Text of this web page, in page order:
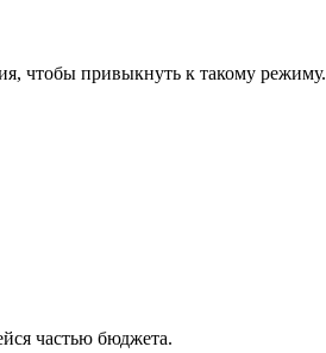
чтобы привыкнуть к такому режиму.
частью бюджета.